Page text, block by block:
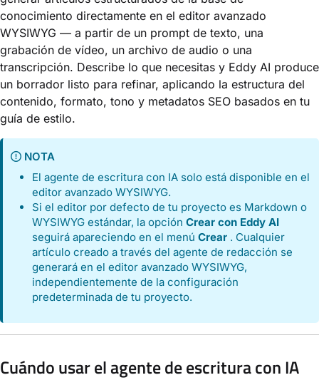
conocimiento directamente en el editor avanzado
WYSIWYG — a partir de un prompt de texto, una
grabación de vídeo, un archivo de audio o una
transcripción. Describe lo que necesitas y Eddy AI produce
un borrador listo para refinar, aplicando la estructura del
contenido, formato, tono y metadatos SEO basados en tu
guía de estilo.
NOTA
El agente de escritura con IA solo está disponible en el
editor avanzado WYSIWYG.
Si el editor por defecto de tu proyecto es Markdown o
WYSIWYG estándar, la opciónCrear con Eddy AI
seguirá apareciendo en el menúCrear . Cualquier
artículo creado a través del agente de redacción se
generará en el editor avanzado WYSIWYG,
independientemente de la configuración
predeterminada de tu proyecto.
Cuándo usar el agente de escritura con IA